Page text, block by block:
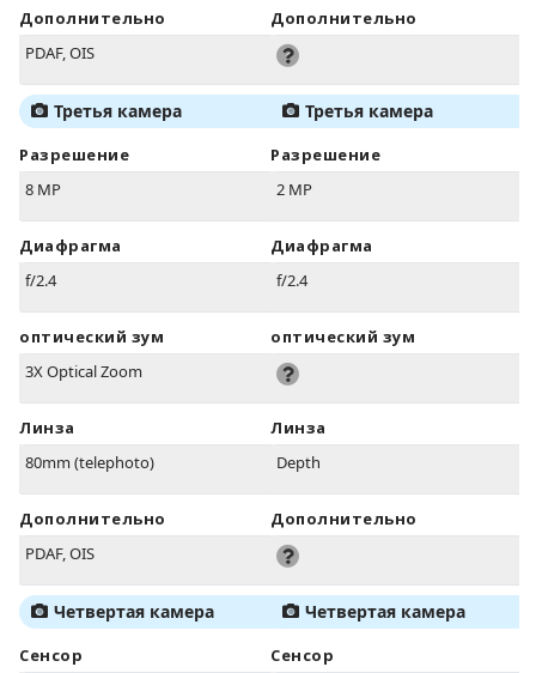
Дополнительно
PDAF, OIS
Третья камера
Разрешение
8 MP
Диафрагма
f/2.4
оптический зум
3X Optical Zoom
Линза
80mm (telephoto)
Дополнительно
PDAF, OIS
Четвертая камера
Сенсор
Дополнительно
Третья камера
Разрешение
2 MP
Диафрагма
f/2.4
оптический зум
Линза
Depth
Дополнительно
Четвертая камера
Сенсор